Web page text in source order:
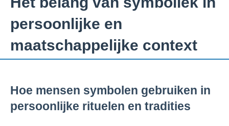
persoonlijke en
maatschappelijke context
Hoe mensen symbolen gebruiken in
persoonlijke rituelen en tradities